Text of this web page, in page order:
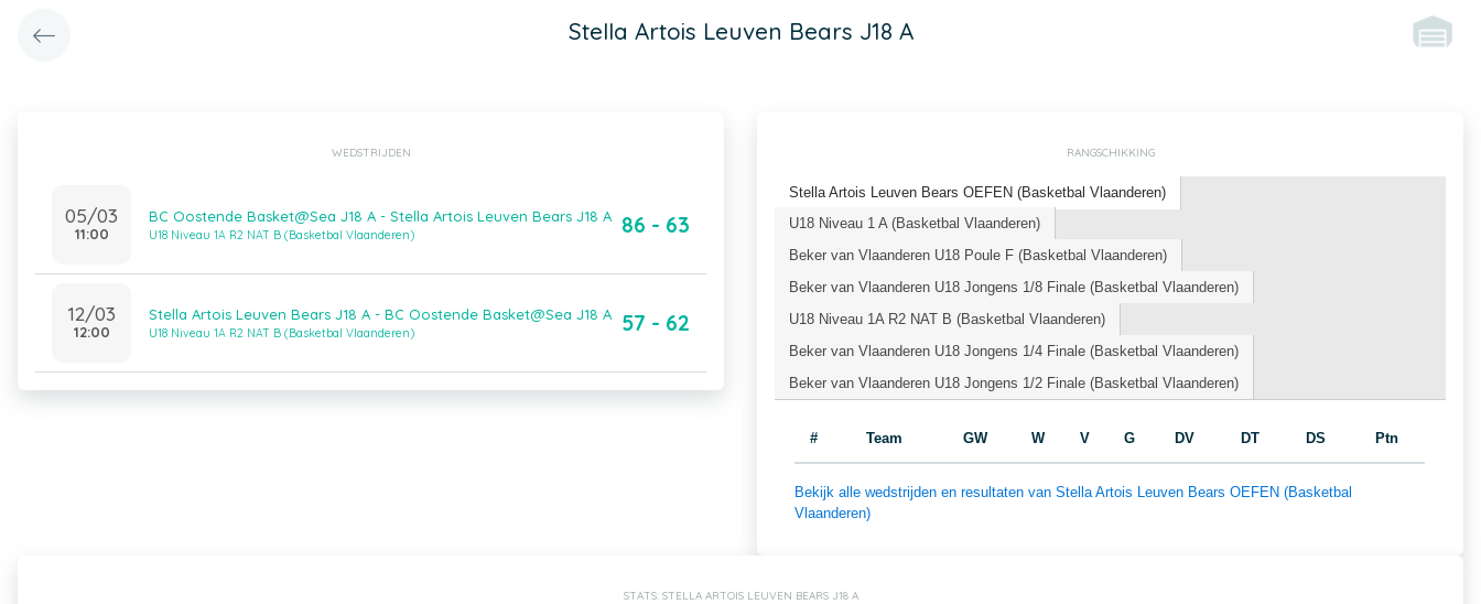
Stella Artois Leuven Bears J18 A
WEDSTRIJDEN
05/03
11:00
BC Oostende Basket@Sea J18 A - Stella Artois Leuven Bears J18 A
U18 Niveau 1A R2 NAT B (Basketbal Vlaanderen) 86 - 63
12/03
12:00
Stella Artois Leuven Bears J18 A - BC Oostende Basket@Sea J18 A
U18 Niveau 1A R2 NAT B (Basketbal Vlaanderen) 57 - 62
RANGSCHIKKING
Stella Artois Leuven Bears OEFEN (Basketbal Vlaanderen)
U18 Niveau 1 A (Basketbal Vlaanderen)
Beker van Vlaanderen U18 Poule F (Basketbal Vlaanderen)
Beker van Vlaanderen U18 Jongens 1/8 Finale (Basketbal Vlaanderen)
U18 Niveau 1A R2 NAT B (Basketbal Vlaanderen)
Beker van Vlaanderen U18 Jongens 1/4 Finale (Basketbal Vlaanderen)
Beker van Vlaanderen U18 Jongens 1/2 Finale (Basketbal Vlaanderen)
# Team GW W V G DV DT DS Ptn
Bekijk alle wedstrijden en resultaten van Stella Artois Leuven Bears OEFEN (Basketbal
Vlaanderen)
STATS: STELLA ARTOIS LEUVEN BEARS J18 A